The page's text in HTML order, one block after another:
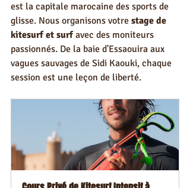
est la capitale marocaine des sports de
glisse. Nous organisons votre stage de
kitesurf et surf avec des moniteurs
passionnés. De la baie d'Essaouira aux
vagues sauvages de Sidi Kaouki, chaque
session est une leçon de liberté.